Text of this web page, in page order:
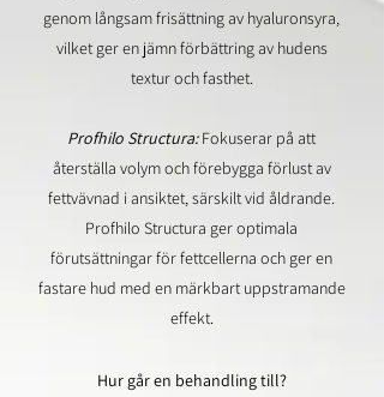
genom långsam frisättning av hyaluronsyra,
vilket ger en jämn förbättring av hudens
textur och fasthet.
Profhilo Structura:Fokuserar på att
återställa volym och förebygga förlust av
fettvävnad i ansiktet, särskilt vid åldrande.
Profhilo Structura ger optimala
förutsättningar för fettcellerna och ger en
fastare hud med en märkbart uppstramande
effekt.
Hur går en behandling till?